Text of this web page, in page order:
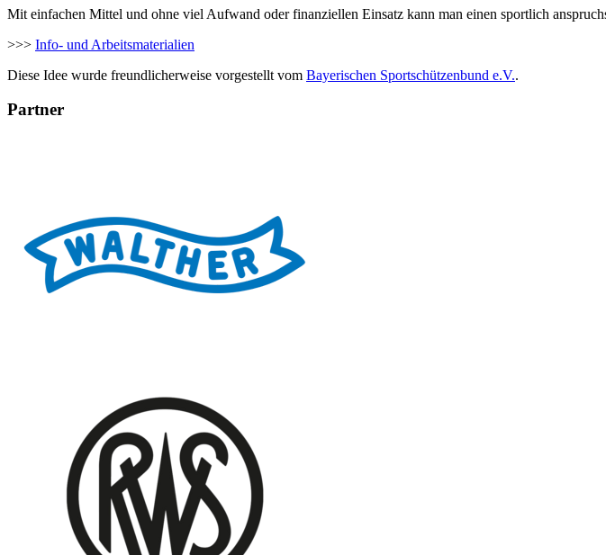
Mit einfachen Mittel und ohne viel Aufwand oder finanziellen Einsatz kann man einen sportlich
>>> Info- und Arbeitsmaterialien
Diese Idee wurde freundlicherweise vorgestellt vom Bayerischen Sportschützenbund e.V..
Partner